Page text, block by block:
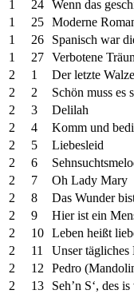
1
24 Wenn das
1
25 Moderne
1
26
Spanisch war
1
27 Verbotene
2
1
Der letzte
2
2
Schön muss es
2
3
Delilah
2
4
Komm und
2
5
Liebesleid
2
6
2
7
Oh Lady Mary
2
8
Das Wunder
2
9
Hier ist ein
2
10 Leben heißt
2
11
Unser
2
12
Pedro
2
13
Seh’n S‘, des